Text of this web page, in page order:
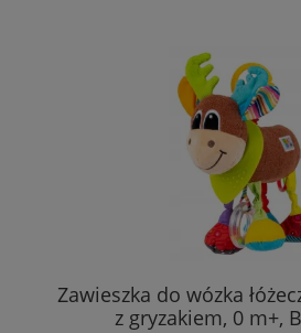
Zawieszka do wózka
z gryzakiem, 0 m+,